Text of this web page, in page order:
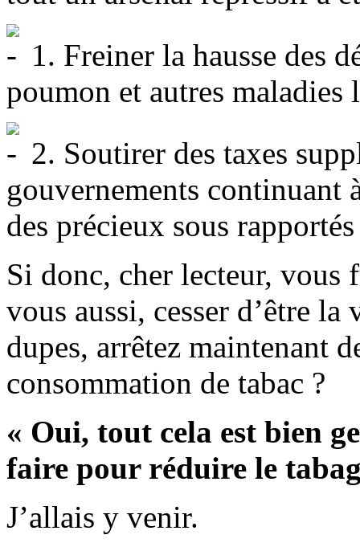
1. Freiner la hausse des
poumon et autres maladies
2. Soutirer des taxes
gouvernements continuant
des précieux sous
Si donc, cher lecteur, vous
vous aussi, cesser d’être
dupes, arrêtez maintenant
consommation de tabac ?
« Oui, tout cela est bien
faire pour réduire le
J’allais y venir.